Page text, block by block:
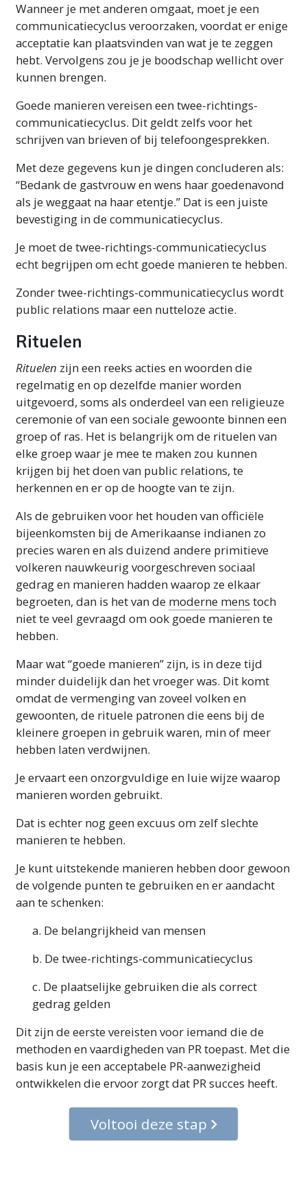
Wanneer je met anderen omgaat, moet je een
communicatiecyclus veroorzaken, voordat er enige
acceptatie kan plaatsvinden van wat je te zeggen
hebt. Vervolgens zou je je boodschap wellicht over
kunnen brengen.
Goede manieren vereisen een twee-richtings-
communicatiecyclus. Dit geldt zelfs voor het
schrijven van brieven of bij telefoongesprekken.
Met deze gegevens kun je dingen concluderen als:
“Bedank de gastvrouw en wens haar goedenavond
als je weggaat na haar etentje.” Dat is een juiste
bevestiging in de communicatiecyclus.
Je moet de twee-richtings-communicatiecyclus
echt begrijpen om echt goede manieren te hebben.
Zonder twee-richtings-communicatiecyclus wordt
public relations maar een nutteloze actie.
Rituelen
Rituelen zijn een reeks acties en woorden die
regelmatig en op dezelfde manier worden
uitgevoerd, soms als onderdeel van een religieuze
ceremonie of van een sociale gewoonte binnen een
groep of ras. Het is belangrijk om de rituelen van
elke groep waar je mee te maken zou kunnen
krijgen bij het doen van public relations, te
herkennen en er op de hoogte van te zijn.
Als de gebruiken voor het houden van officiële
bijeenkomsten bij de Amerikaanse indianen zo
precies waren en als duizend andere primitieve
volkeren nauwkeurig voorgeschreven sociaal
gedrag en manieren hadden waarop ze elkaar
begroeten, dan is het van de moderne mens toch
niet te veel gevraagd om ook goede manieren te
hebben.
Maar wat “goede manieren” zijn, is in deze tijd
minder duidelijk dan het vroeger was. Dit komt
omdat de vermenging van zoveel volken en
gewoonten, de rituele patronen die eens bij de
kleinere groepen in gebruik waren, min of meer
hebben laten verdwijnen.
Je ervaart een onzorgvuldige en luie wijze waarop
manieren worden gebruikt.
Dat is echter nog geen excuus om zelf slechte
manieren te hebben.
Je kunt uitstekende manieren hebben door gewoon
de volgende punten te gebruiken en er aandacht
aan te schenken:
a. De belangrijkheid van mensen
b. De twee-richtings-communicatiecyclus
c. De plaatselijke gebruiken die als correct
gedrag gelden
Dit zijn de eerste vereisten voor iemand die de
methoden en vaardigheden van PR toepast. Met die
basis kun je een acceptabele PR-aanwezigheid
ontwikkelen die ervoor zorgt dat PR succes heeft.
Voltooi deze stap